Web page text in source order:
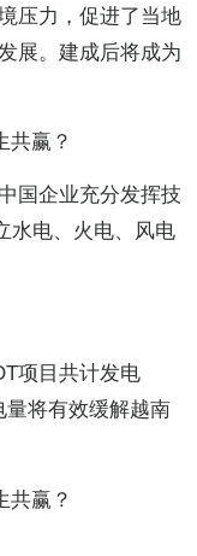
压力，促进了当地
展。建成后将成为
国企业充分发挥技
水电、火电、风电
项目共计发电
量将有效缓解越南